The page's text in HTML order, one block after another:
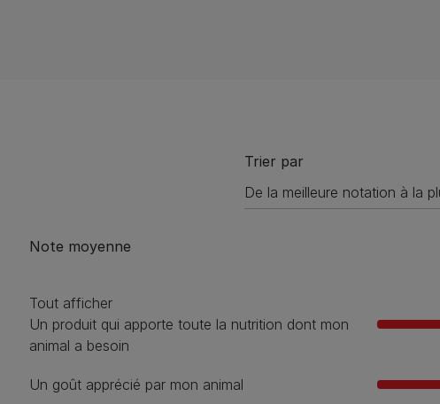
Trier par
Note moyenne
Tout afficher
Un produit qui apporte toute la nutrition dont mon
animal a besoin
Un goût apprécié par mon animal